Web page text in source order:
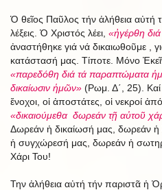
Ὁ θεῖος Παῦλος τήν ἀλήθεια αὐτή
λέξεις. Ὁ Χριστός λέει, «ἠγέρθη
ἀναστήθηκε γιά νά δικαιωθοῦμε ,
κατάστασή μας. Τίποτε. Μόνο
«παρεδόθη διά τά παραπτώματα
δικαίωσιν ἡμῶν» (Ρωμ. Δ΄, 25). Καί
ἔνοχοι, οἱ ἀποστάτες, οἱ νεκροί
«δικαιούμεθα δωρεάν τῇ αὐτοῦ
Δωρεάν ἡ δικαίωσή μας, δωρεάν
ἡ συγχώρεσή μας, δωρεάν ἡ
Χάρι Του!
Την ἀλήθεια αὐτή τήν παριστᾶ ἡ